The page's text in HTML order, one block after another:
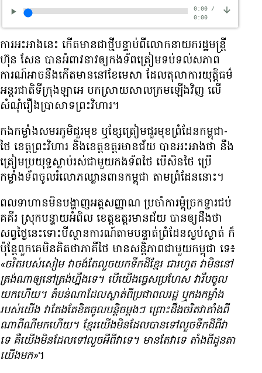
0:00/
0:00
ការ​អះអាង​នេះ កើត​មាន​ជា​ថ្មី​បន្ទាប់​ពី​លោក​នាយក​រដ្ឋមន្ត្រី
ហ៊ុន សែន បាន​អំពាវនាវ​ឲ្យ​កងទ័ព​ត្រៀម​ទប់ទល់​សភាព
ការណ៍​អាច​នឹង​កើត​មាន​នៅ​ខែ​មេសា ដែល​តុលាការ​យុត្តិធម៌​
អន្តរជាតិ​ទីក្រុង​ឡាអេ បកស្រាយ​សាល​ក្រម​ឡើង​វិញ លើ​
សំណុំ​រឿង​ប្រាសាទ​ព្រះវិហារ។
កង​កម្លាំង​សមរភូមិ​ជួរ​មុខ ឬ​ខ្សែ​ត្រៀម​ជួរ​មុខ​ព្រំដែន​កម្ពុជា-
ថៃ ខេត្ត​ព្រះវិហារ និង​ខេត្ត​ឧត្តរមានជ័យ បាន​អះអាង​ថា នឹង​
ត្រៀម​ប្រយុទ្ធ​ស្លាប់​រស់​ជាមួយ​កងទ័ព​ថៃ បើ​សិន​ថៃ ប្រើ​
កម្លាំង​ទ័ព​ចូល​រំលោភ​ឈ្លាន​ពាន​កម្ពុជា តាម​ព្រំដែន​នោះ។
ពល​ទាហាន​មិន​បង្ហាញ​អត្តសញ្ញាណ ប្រចាំ​ការ​ម្តុំ​ច្រក​ទ្វារ​ជប់
គគីរ ស្រុក​បន្ទាយអំពិល ខេត្ត​ឧត្តរមានជ័យ បាន​ឲ្យ​ដឹង​ថា
សព្វថ្ងៃ​នេះ​ទោះ​បី​ស្ថានការណ៍​តាម​បន្ទាត់​ព្រំដែន​ស្ងប់ស្ងាត់ ក៏
ប៉ុន្តែ​ពួក​គេ​មិន​គិត​ថា​ភាគី​ថៃ មាន​សន្តិភាព​ជាមួយ​កម្ពុជា ទេ៖
«ចរិត​របស់​សៀម វា​ចង់​តែ​លួច​យក​ទឹកដី​ខ្មែរ ជា​រហូត វា​មិន​នៅ​
ត្រង់​ណា​ឲ្យ​នៅ​ត្រង់​ហ្នឹង​ទេ។ បើ​យើង​ធ្វេសប្រហែស វា​រឹប​ចូល​
យក​ហើយ។ តំបន់​ណា​ដែល​ស្ងាត់​ពី​ប្រជាពលរដ្ឋ ឬ​កង​កម្លាំង​
របស់​យើង វា​តែង​តែ​ខិត​ចូល​បន្តិច​ម្តងៗ ព្រោះ​ដឹង​ចរិត​វា​តាំង​ពី​
ណា​ពី​ណី​មក​ហើយ។ ខ្មែរ​យើង​មិន​ដែល​បាន​ទៅ​លួច​ទឹកដី​ពី​វា​
ទេ គឺ​យើង​មិន​ដែល​ទៅ​លួច​អី​ពី​វា​ទេ។ មាន​តែ​វា​ទេ តាំង​ពី​ដូនតា​
យើង​មក»។